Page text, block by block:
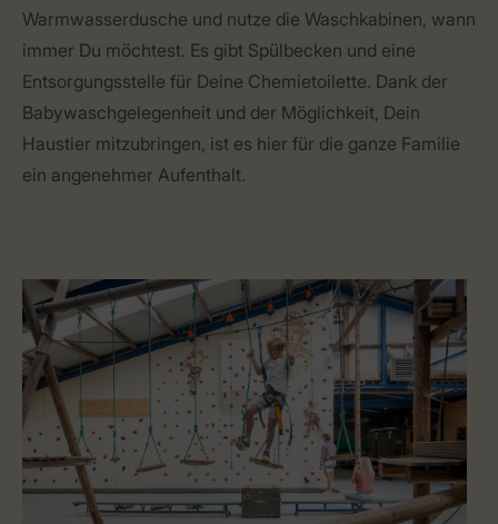
Warmwasserdusche und nutze die Waschkabinen, wann
immer Du möchtest. Es gibt Spülbecken und eine
Entsorgungsstelle für Deine Chemietoilette. Dank der
Babywaschgelegenheit und der Möglichkeit, Dein
Haustier mitzubringen, ist es hier für die ganze Familie
ein angenehmer Aufenthalt.